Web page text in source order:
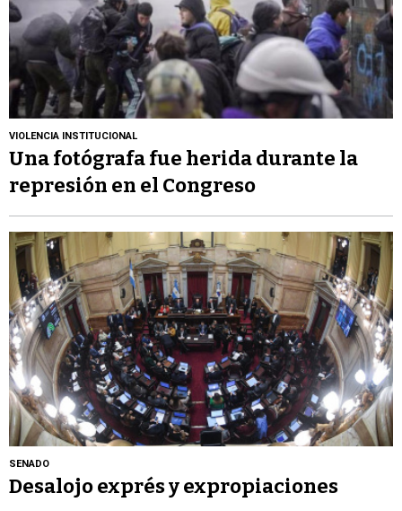
VIOLENCIA INSTITUCIONAL
Una fotógrafa fue herida durante la
represión en el Congreso
SENADO
Desalojo exprés y expropiaciones